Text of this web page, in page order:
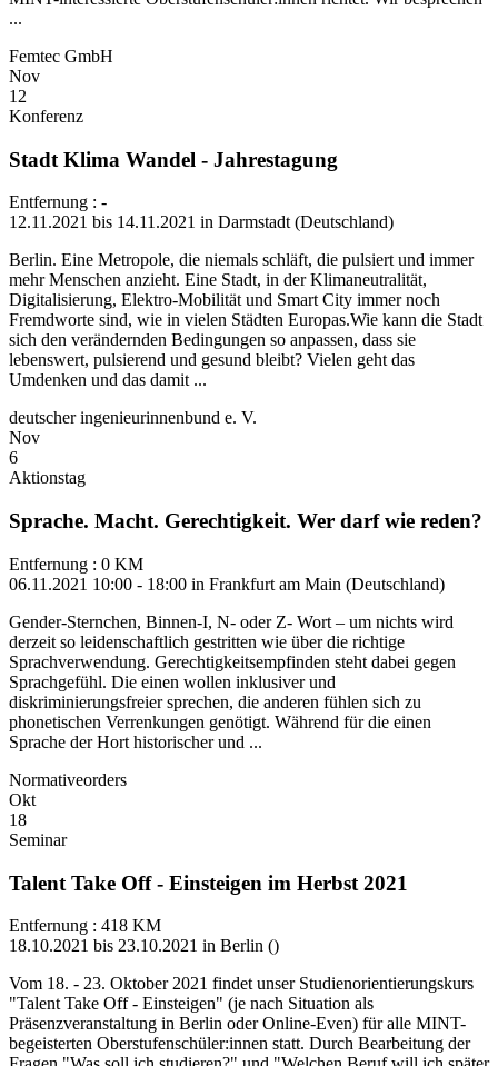
...
Femtec GmbH
Nov
12
Konferenz
Stadt Klima Wandel - Jahrestagung
Entfernung : -
12.11.2021 bis 14.11.2021 in Darmstadt (Deutschland)
Berlin. Eine Metropole, die niemals schläft, die pulsiert und immer
mehr Menschen anzieht. Eine Stadt, in der Klimaneutralität,
Digitalisierung, Elektro-Mobilität und Smart City immer noch
Fremdworte sind, wie in vielen Städten Europas.Wie kann die Stadt
sich den verändernden Bedingungen so anpassen, dass sie
lebenswert, pulsierend und gesund bleibt? Vielen geht das
Umdenken und das damit ...
deutscher ingenieurinnenbund e. V.
Nov
6
Aktionstag
Sprache. Macht. Gerechtigkeit. Wer darf wie reden?
Entfernung : 0 KM
06.11.2021 10:00 - 18:00 in Frankfurt am Main (Deutschland)
Gender-Sternchen, Binnen-I, N- oder Z- Wort – um nichts wird
derzeit so leidenschaftlich gestritten wie über die richtige
Sprachverwendung. Gerechtigkeitsempfinden steht dabei gegen
Sprachgefühl. Die einen wollen inklusiver und
diskriminierungsfreier sprechen, die anderen fühlen sich zu
phonetischen Verrenkungen genötigt. Während für die einen
Sprache der Hort historischer und ...
Normativeorders
Okt
18
Seminar
Talent Take Off - Einsteigen im Herbst 2021
Entfernung : 418 KM
18.10.2021 bis 23.10.2021 in Berlin ()
Vom 18. - 23. Oktober 2021 findet unser Studienorientierungskurs
"Talent Take Off - Einsteigen" (je nach Situation als
Präsenzveranstaltung in Berlin oder Online-Even) für alle MINT-
begeisterten Oberstufenschüler:innen statt. Durch Bearbeitung der